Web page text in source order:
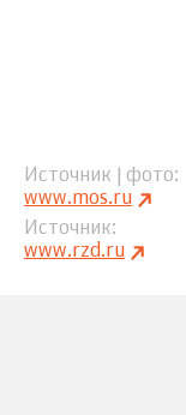
Источник | фото
www.mos.ru
Источник
www.rzd.ru